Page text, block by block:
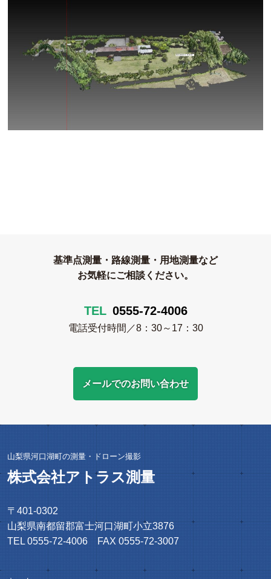
基準点測量・路線測量・用地測量など
お気軽にご相談ください。
TEL 0555-72-4006
電話受付時間／8：30～17：30
メールでのお問い合わせ
山梨県河口湖町の測量・ドローン撮影
株式会社アトラス測量
〒401-0302
山梨県南都留郡富士河口湖町小立3876
TEL 0555-72-4006 FAX 0555-72-3007